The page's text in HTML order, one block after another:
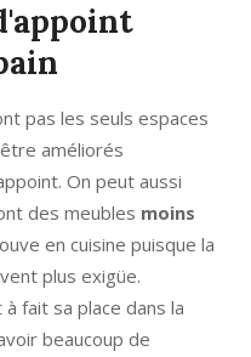
pas les seuls espaces
améliorés
On peut aussi
des meubles moins
en cuisine puisque la
plus exigüe.
fait sa place dans la
beaucoup de